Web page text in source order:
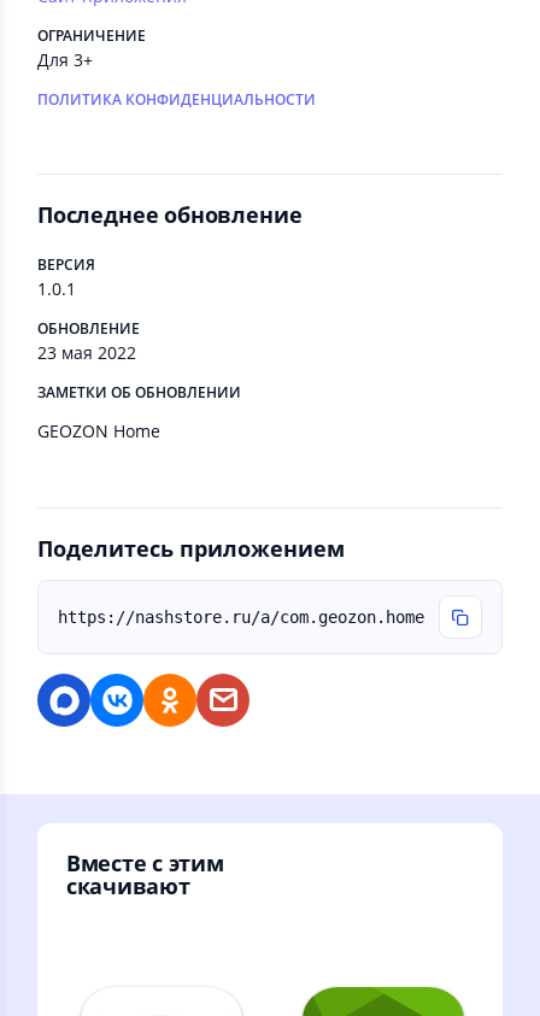
ОГРАНИЧЕНИЕ
Для 3+
ПОЛИТИКА КОНФИДЕНЦИАЛЬНОСТИ
Последнее обновление
ВЕРСИЯ
1.0.1
ОБНОВЛЕНИЕ
23 мая 2022
ЗАМЕТКИ ОБ ОБНОВЛЕНИИ
GEOZON Home
Поделитесь приложением
https://nashstore.ru/a/com.geozon.home
Вместе с этим
скачивают